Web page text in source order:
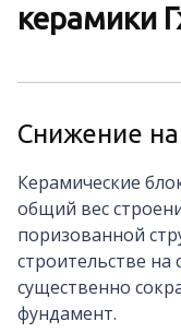
керамики
Снижение
Керамические
общий вес
поризованной
строительстве на
существенно
фундамент.